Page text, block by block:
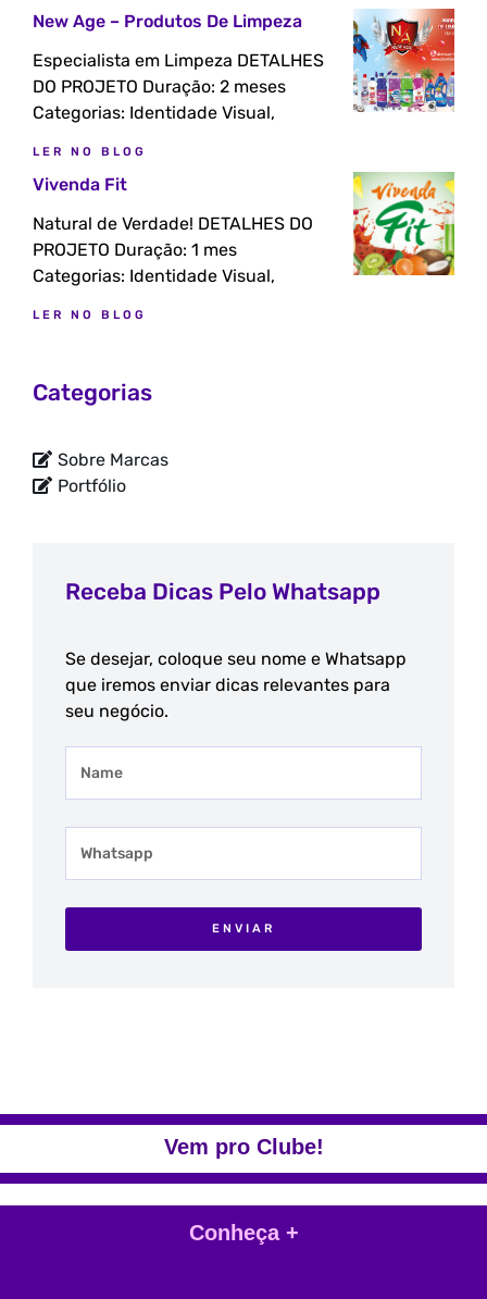
New Age – Produtos De Limpeza
Especialista em Limpeza DETALHES
DO PROJETO Duração: 2 meses
Categorias: Identidade Visual,
LER NO BLOG
Vivenda Fit
Natural de Verdade! DETALHES DO
PROJETO Duração: 1 mes
Categorias: Identidade Visual,
LER NO BLOG
Categorias
Sobre Marcas
Portfólio
Receba Dicas Pelo Whatsapp
Se desejar, coloque seu nome e Whatsapp
que iremos enviar dicas relevantes para
seu negócio.
ENVIAR
Vem pro Clube!
Conheça +